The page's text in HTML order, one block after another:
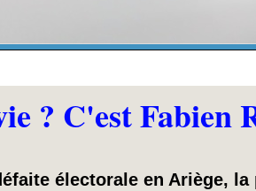
? C'est Fabien
électorale en Ariège,